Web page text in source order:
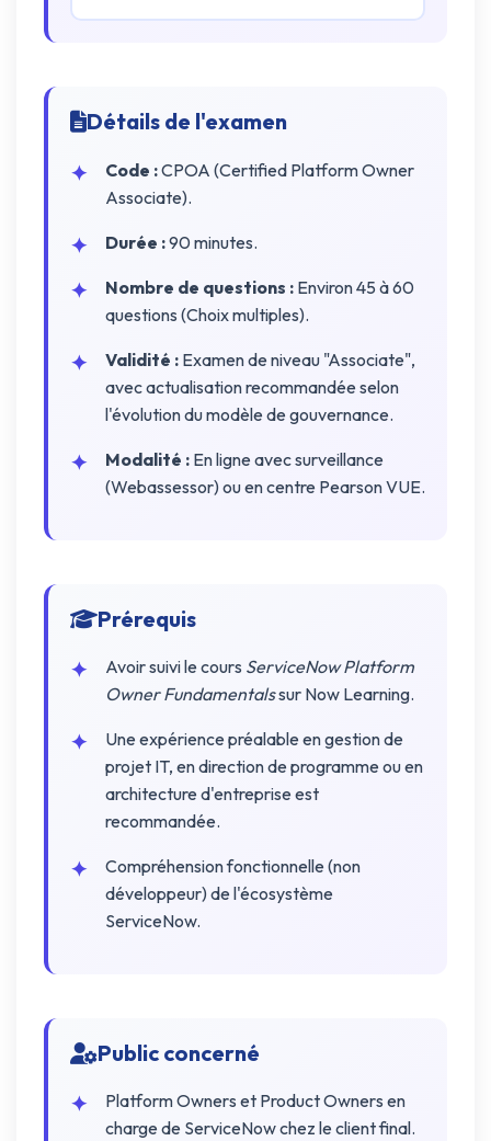
Détails de l'examen
Code :CPOA (Certified Platform Owner
Associate).
Durée :90 minutes.
Nombre de questions : Environ 45 à 60
questions (Choix multiples).
Validité : Examen de niveau "Associate",
avec actualisation recommandée selon
l'évolution du modèle de gouvernance.
Modalité : En ligne avec surveillance
(Webassessor) ou en centre Pearson VUE.
Prérequis
Avoir suivi le cours ServiceNow Platform
Owner Fundamentalssur Now Learning.
Une expérience préalable en gestion de
projet IT, en direction de programme ou en
architecture d'entreprise est
recommandée.
Compréhension fonctionnelle (non
développeur) de l'écosystème
ServiceNow.
Public concerné
Platform Owners et Product Owners en
charge de ServiceNow chez le client final.